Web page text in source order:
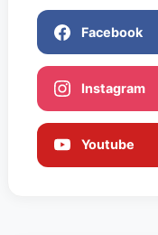
Facebook
Instagram
Youtube